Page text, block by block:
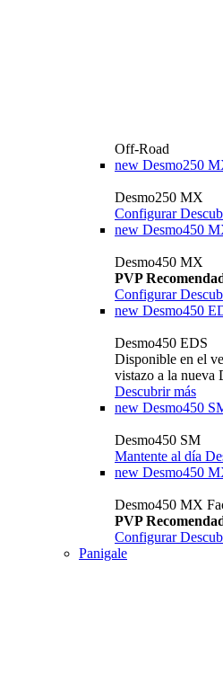
Off-Road
new Desmo250
Desmo250 MX
Configurar
new Desmo450
Desmo450 MX
PVP
Configurar
new Desmo450
Desmo450 EDS
Disponible en el
vistazo a la nueva
Descubrir más
new Desmo450
Desmo450 SM
Mantente al día
new Desmo450
Desmo450 MX
PVP
Configurar
Panigale